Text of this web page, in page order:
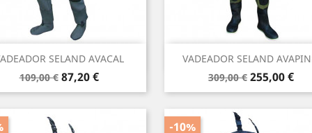
SELAND AVACAL
Precio
base
109,00 € Precio
87,20 €
Vista rápida VADEADOR SELAND
Precio
base
309,00 € Precio
255,00 €
Vista rápida
-10%